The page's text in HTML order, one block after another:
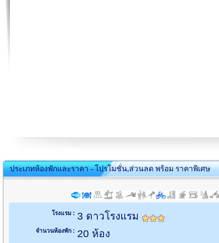
ประเภทห้องพักและราคา - โปรโมชั่น,ส่วนลด พร้อม ราคาพิเศษ
โรงแรม : 3 ดาวโรงแรม
จำนวนห้องพัก : 20 ห้อง